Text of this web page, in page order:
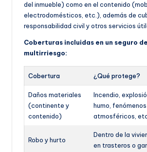
del inmueble) como en el contenido
electrodomésticos, etc.), además de
responsabilidad civil y otros servicios
Coberturas incluidas en un seguro
multirriesgo:
Cobertura ¿Qué protege?
Daños materiales
(continente y
contenido)
Incendio,
humo, fenómenos
atmosféricos,
Robo y hurto
Dentro de la
en trasteros o